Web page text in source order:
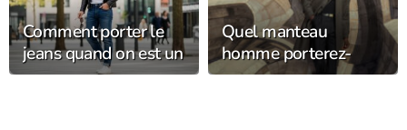
Comment porter le
jeans quand on est un
homme au quotidien
Quel manteau
homme porterez-
vous cet hiver ?